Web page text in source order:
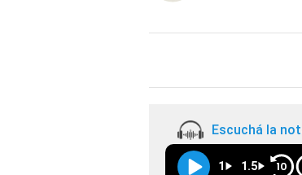
Escuchá la
1 1.5 10